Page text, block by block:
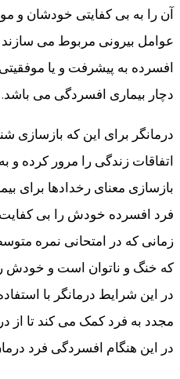
آن را به بی کفایتی خودشان و
عوامل بیرونی مربوط می سازند
افسرده به پیشرفت و یا
دچار بیماری افسردگی می باشد.
درمانگر برای این که بازسازی
اتفاقات زندگی را مرور کرده و
بازسازی معنای رخدادها برای
فرد افسرده خودش را بی
زمانی که در امتحانی نمره
که خنگ و ناتوان است و خودش
در این شرایط درمانگر با
مجدد به فرد کمک می کند تا از
در این هنگام افسردگی فرد